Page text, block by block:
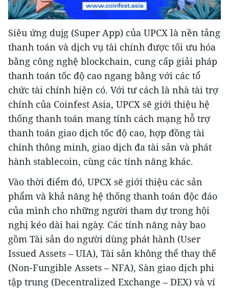
Siêu ứng dujg (Super App) của UPCX là nền tảng
thanh toán và dịch vụ tài chính được tối ưu hóa
bằng công nghệ blockchain, cung cấp giải pháp
thanh toán tốc độ cao ngang bằng với các tổ
chức tài chính hiện có. Với tư cách là nhà tài trợ
chính của Coinfest Asia, UPCX sẽ giới thiệu hệ
thống thanh toán mang tính cách mạng hỗ trợ
thanh toán giao dịch tốc độ cao, hợp đồng tài
chính thông minh, giao dịch đa tài sản và phát
hành stablecoin, cùng các tính năng khác.
Vào thời điểm đó, UPCX sẽ giới thiệu các sản
phẩm và khả năng hệ thống thanh toán độc đáo
của mình cho những người tham dự trong hội
nghị kéo dài hai ngày. Các tính năng này bao
gồm Tài sản do người dùng phát hành (User
Issued Assets – UIA), Tài sản không thể thay thế
(Non-Fungible Assets – NFA), Sàn giao dịch phi
tập trung (Decentralized Exchange – DEX) và ví